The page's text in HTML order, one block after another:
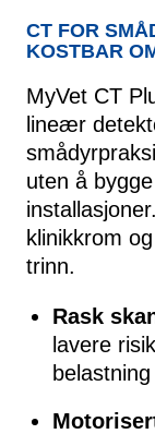
CT FOR
KOSTBAR
MyVet CT
lineær
uten å
klinikkrom
trinn.
Rask
lavere